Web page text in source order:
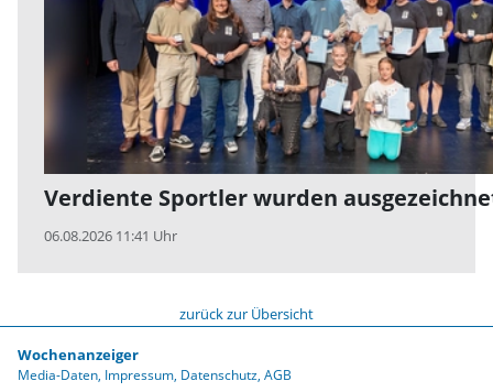
Verdiente Sportler wurden
06.08.2026 11:41 Uhr
zurück zur Übersicht
Wochenanzeiger
Media-Daten Impressum Datenschutz AGB